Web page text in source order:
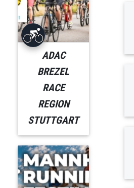
ADAC
BREZEL
RACE
REGION
STUTTGART